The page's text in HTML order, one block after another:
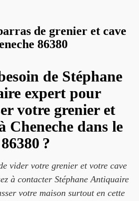
de grenier et cave
86380
de Stéphane
expert pour
votre grenier et
Cheneche dans le
86380 ?
vider votre grenier et votre cave
à contacter Stéphane Antiquaire
votre maison surtout en cette